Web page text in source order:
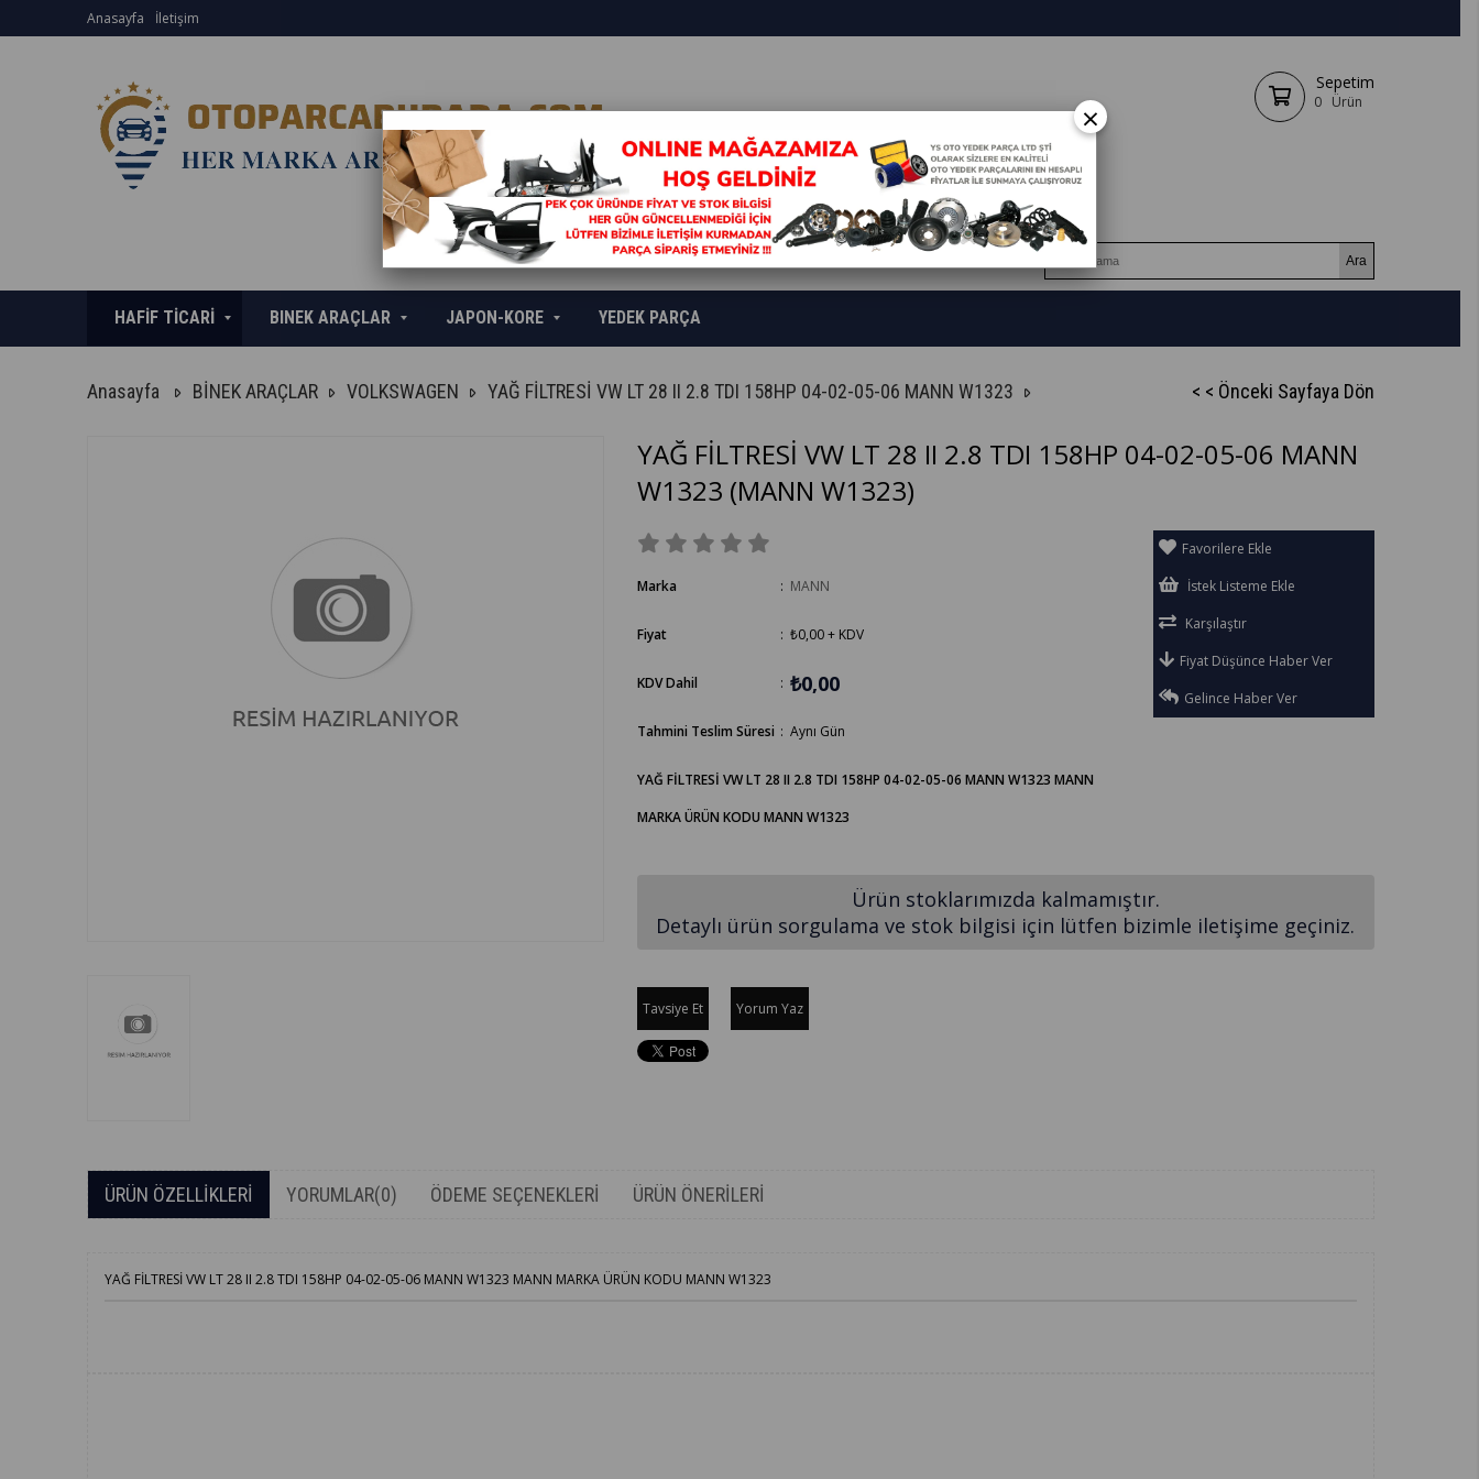
Anasayfa İletişim
Sepetim
0 Ürün
HAFİF TİCARİ BINEK ARAÇLAR JAPON-KORE YEDEK PARÇA
Anasayfa BİNEK ARAÇLAR VOLKSWAGEN YAĞ FİLTRESİ VW LT 28 II 2.8 TDI 158HP 04-02-05-06 MANN W1323 < < Önceki Sayfaya Dön
YAĞ FİLTRESİ VW LT 28 II 2.8 TDI 158HP 04-02-05-06 MANN
W1323 (MANN W1323)
Marka : MANN
Fiyat : ₺0,00+ KDV
KDV Dahil : ₺0,00
Tahmini Teslim Süresi : Aynı Gün
YAĞ FİLTRESİ VW LT 28 II 2.8 TDI 158HP 04-02-05-06 MANN W1323 MANN
MARKA ÜRÜN KODU MANN W1323
Favorilere Ekle
İstek Listeme Ekle
Karşılaştır
Fiyat Düşünce Haber Ver
Gelince Haber Ver
Ürün stoklarımızda kalmamıştır.
Detaylı ürün sorgulama ve stok bilgisi için lütfen bizimle iletişime geçiniz.
Tavsiye Et Yorum Yaz
ÜRÜN ÖZELLIKLERI YORUMLAR(0) ÖDEME SEÇENEKLERI ÜRÜN ÖNERILERI
YAĞ FİLTRESİ VW LT 28 II 2.8 TDI 158HP 04-02-05-06 MANN W1323 MANN MARKA ÜRÜN KODU MANN W1323
×